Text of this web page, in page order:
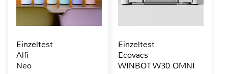
Einzeltest
Alfi
Neo
Einzeltest
Ecovacs
WINBOT W30 OMNI